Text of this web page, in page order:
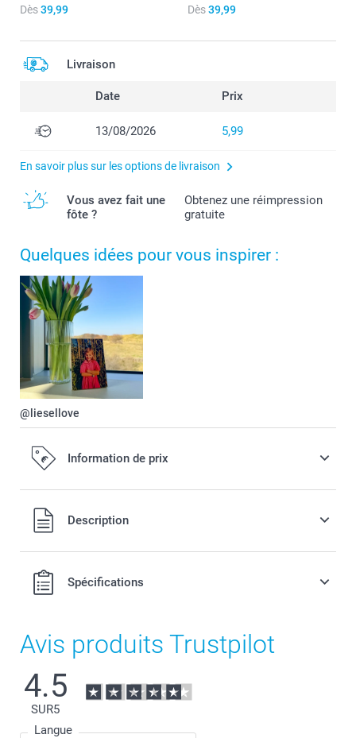
Dès39,99 Dès39,99
Livraison
Date Prix
13/08/2026 5,99
En savoir plus sur les options de livraison
Vous avez fait une
fôte ?
Obtenez une réimpression
gratuite
Quelques idées pour vous inspirer :
@liesellove
Information de prix
Tous les prix sont en EURO (€), TVA incluse et hors frais de
port.
Description
Spécifications
Avis produits Trustpilot
4.5
SUR5
Langue